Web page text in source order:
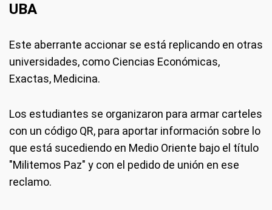
UBA
Este aberrante accionar se está replicando en otras
universidades, como Ciencias Económicas,
Exactas, Medicina.
Los estudiantes se organizaron para armar carteles
con un código QR, para aportar información sobre lo
que está sucediendo en Medio Oriente bajo el título
"Militemos Paz" y con el pedido de unión en ese
reclamo.